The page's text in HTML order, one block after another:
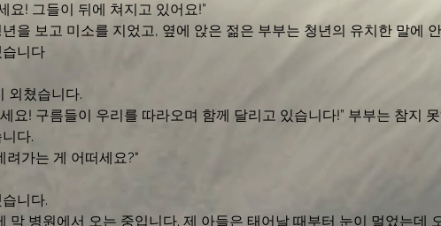
요! 그들이 뒤에 쳐지고 있어요!”
을 보고 미소를 지었고, 옆에 앉은 젊은 부부는 청년의 유치한 말에
외쳤습니다.
요! 구름들이 우리를 따라오며 함께 달리고 있습니다!” 부부는 참지
다.
려가는 게 어떠세요?"
니다.
막 병원에서 오는 중입니다. 제 아들은 태어날 때부터 눈이 멀었는데